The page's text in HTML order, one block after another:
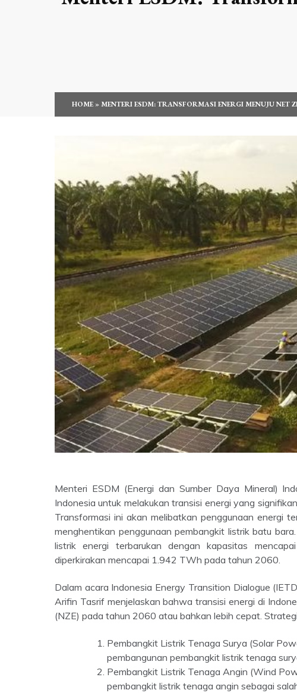
HOME» MENTERI ESDM: TRANSFORMASI ENERGI MENUJU NET
Menteri ESDM (Energi dan Sumber Daya Mineral)
Indonesia untuk melakukan transisi energi yang
Transformasi ini akan melibatkan penggunaan energi
menghentikan penggunaan pembangkit listrik batu
listrik energi terbarukan dengan kapasitas
diperkirakan mencapai 1.942 TWh pada tahun 2060.
Dalam acara Indonesia Energy Transition Dialogue (IETD) di Jakarta pada tanggal 18 September 2023, Menteri
Arifin Tasrif menjelaskan bahwa transisi energi di
(NZE) pada tahun 2060 atau bahkan lebih cepat.
Pembangkit Listrik Tenaga Surya (Solar
pembangunan pembangkit listrik tenaga
Pembangkit Listrik Tenaga Angin (Wind
pembangkit listrik tenaga angin sebagai